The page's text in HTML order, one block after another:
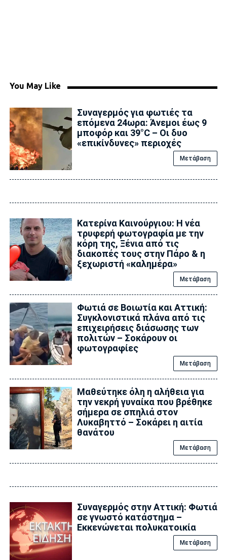
You May Like
Συναγερμός για φωτιές τα
επόμενα 24ωρα: Άνεμοι έως 9
μποφόρ και 39°C – Οι δυο
«επικίνδυνες» περιοχές
Μετάβαση
Κατερίνα Καινούργιου: Η νέα
τρυφερή φωτογραφία με την
κόρη της, Ξένια από τις
διακοπές τους στην Πάρο & η
ξεχωριστή «καλημέρα»
Μετάβαση
Φωτιά σε Βοιωτία και Αττική:
Συγκλονιστικά πλάνα από τις
επιχειρήσεις διάσωσης των
πολιτών – Σοκάρουν οι
φωτογραφίες
Μετάβαση
Μαθεύτηκε όλη η αλήθεια για
την νεκρή γυναίκα που βρέθηκε
σήμερα σε σπηλιά στον
Λυκαβηττό – Σοκάρει η αιτία
θανάτου
Μετάβαση
Συναγερμός στην Αττική: Φωτιά
σε γνωστό κατάστημα –
Εκκενώνεται πολυκατοικία
Μετάβαση